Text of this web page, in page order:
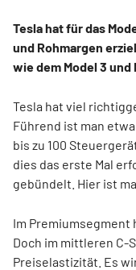
Tesla hat für das
und Rohmargen
wie dem Model 3 und
Tesla hat viel
Führend ist man
bis zu 100
dies das erste Mal
gebündelt. Hier ist
Im Premiumsegment
Doch im mittleren C-
Preiselastizität. Es